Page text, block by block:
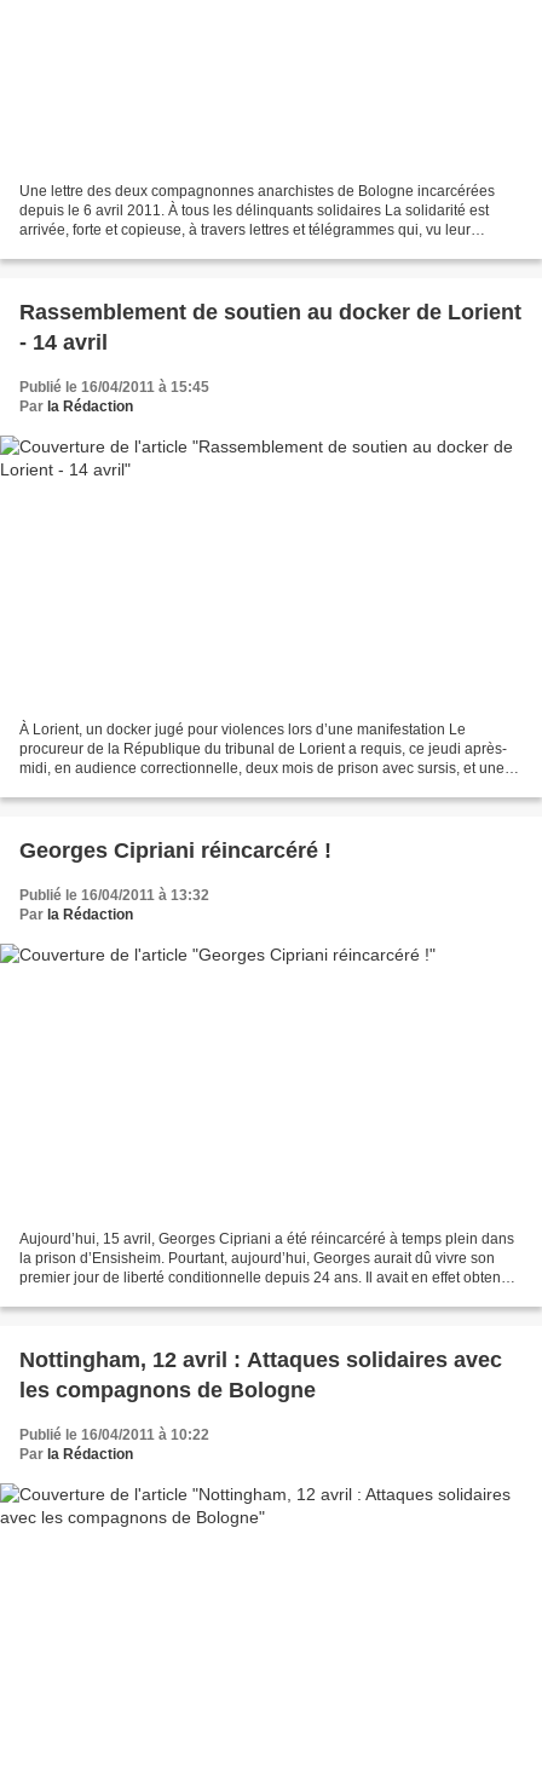
Une lettre des deux compagnonnes anarchistes de Bologne incarcérées
depuis le 6 avril 2011. À tous les délinquants solidaires La solidarité est
arrivée, forte et copieuse, à travers lettres et télégrammes qui, vu leur
Rassemblement de soutien au docker de Lorient
- 14 avril
Publié le 16/04/2011 à 15:45
Par la Rédaction
À Lorient, un docker jugé pour violences lors d’une manifestation Le
procureur de la République du tribunal de Lorient a requis, ce jeudi après-
midi, en audience correctionnelle, deux mois de prison avec sursis, et une
Georges Cipriani réincarcéré !
Publié le 16/04/2011 à 13:32
Par la Rédaction
Aujourd’hui, 15 avril, Georges Cipriani a été réincarcéré à temps plein dans
la prison d’Ensisheim. Pourtant, aujourd’hui, Georges aurait dû vivre son
premier jour de liberté conditionnelle depuis 24 ans. Il avait en effet obtenu,
Nottingham, 12 avril : Attaques solidaires avec
les compagnons de Bologne
Publié le 16/04/2011 à 10:22
Par la Rédaction